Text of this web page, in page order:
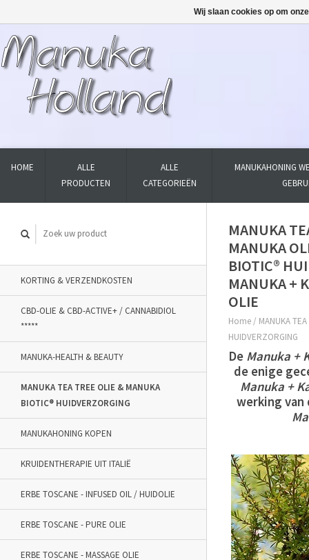
HOME
ALLE
PRODUCTEN
ALLE
CATEGORIEËN
MANUKAHONING
KORTING & VERZENDKOSTEN
CBD-OLIE & CBD-ACTIVE+ / CANNABIDIOL
*****
MANUKA-HEALTH & BEAUTY
MANUKA TEA TREE OLIE & MANUKA
BIOTIC® HUIDVERZORGING
MANUKAHONING KOPEN
KRUIDENTHERAPIE UIT ITALIË
ERBE TOSCANE - INFUSED OIL / HUIDOLIE
ERBE TOSCANE - PURE OLIE
ERBE TOSCANE - MASSAGE OLIE
MANUKA
MANUKA
BIOTIC®
MANUKA +
OLIE
Home / MANUKA
HUIDVERZORGING
De Manuka +
de enige
Manuka +
werking van
Wij slaan cookies op om